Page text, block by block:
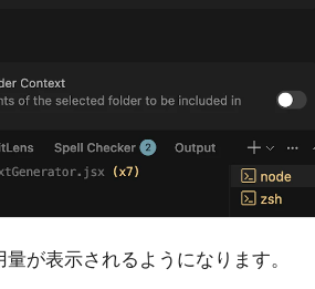
が表示されるようになります。